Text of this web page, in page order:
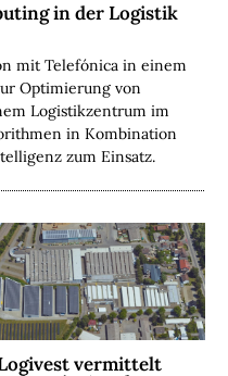
in der Logistik
mit Telefónica in einem
Optimierung von
Logistikzentrum im
in Kombination
zum Einsatz.
vermittelt